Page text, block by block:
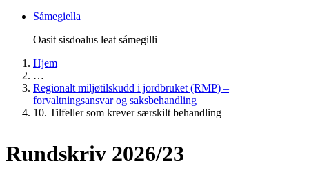
Sámegiella
Oasit sisdoalus leat sámegilli
Hjem
…
Regionalt miljøtilskudd i jordbruket (RMP) –
forvaltningsansvar og saksbehandling
10. Tilfeller som krever særskilt behandling
Rundskriv 2026/23